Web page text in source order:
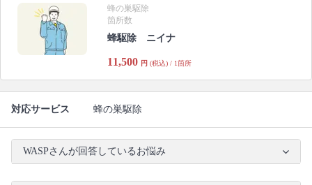
蜂の巣駆除
箇所数
蜂駆除 ニイナ
11,500 円 (税込) / 1箇所
対応サービス 蜂の巣駆除
WASPさんが回答しているお悩み